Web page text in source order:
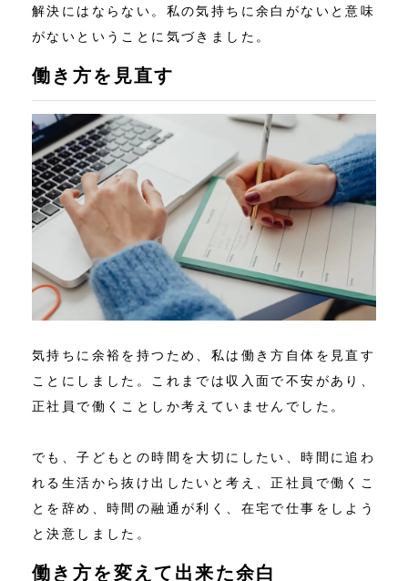
解決にはならない。私の気持ちに余白がないと意味
がないということに気づきました。
働き方を見直す
気持ちに余裕を持つため、私は働き方自体を見直す
ことにしました。これまでは収入面で不安があり、
正社員で働くことしか考えていませんでした。
でも、子どもとの時間を大切にしたい、時間に追わ
れる生活から抜け出したいと考え、正社員で働くこ
とを辞め、時間の融通が利く、在宅で仕事をしよう
と決意しました。
働き方を変えて出来た余白